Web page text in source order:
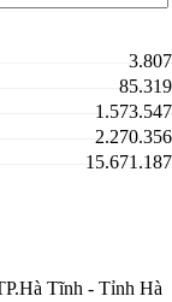
3.807
85.319
1.573.547
2.270.356
15.671.187
Tĩnh - Tỉnh Hà